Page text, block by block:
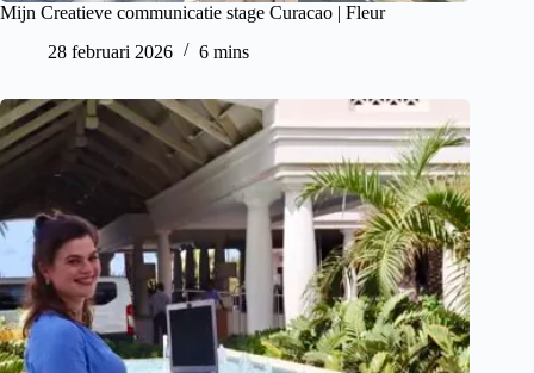
Mijn Creatieve communicatie stage Curacao | Fleur
28 februari 2026
6 mins